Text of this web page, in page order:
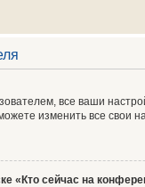
все ваши
изменить все свои
«Кто сейчас на